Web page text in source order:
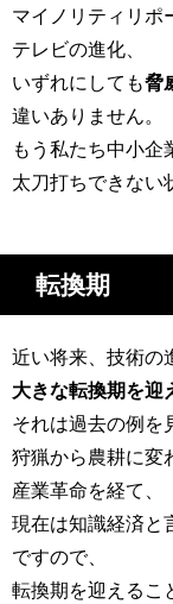
マイノリティリポ
テレビの進化、
いずれにしても脅
違いありません。
もう私たち中小企
太刀打ちできない
転換期
近い将来、技術の
大きな転換期を迎
それは過去の例を
狩猟から農耕に変
産業革命を経て、
現在は知識経済と
ですので、
転換期を迎えるこ